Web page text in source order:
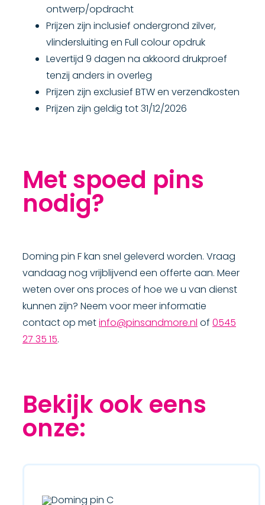
ontwerp/opdracht
Prijzen zijn inclusief ondergrond zilver,
vlindersluiting en Full colour opdruk
Levertijd 9 dagen na akkoord drukproef
tenzij anders in overleg
Prijzen zijn exclusief BTW en verzendkosten
Prijzen zijn geldig tot 31/12/2026
Met spoed pins
nodig?
Doming pin F kan snel geleverd worden. Vraag
vandaag nog vrijblijvend een offerte aan. Meer
weten over ons proces of hoe we u van dienst
kunnen zijn? Neem voor meer informatie
contact op metinfo@pinsandmore.nl of 0545
27 35 15.
Bekijk ook eens
onze: